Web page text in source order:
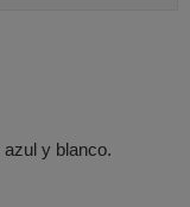
y blanco.